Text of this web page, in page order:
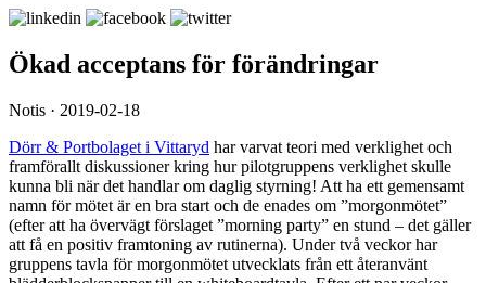
Ökad acceptans för förändringar
Notis · 2019-02-18
Dörr & Portbolaget i Vittaryd har varvat teori med verklighet och
framförallt diskussioner kring hur pilotgruppens verklighet skulle
kunna bli när det handlar om daglig styrning! Att ha ett gemensamt
namn för mötet är en bra start och de enades om ”morgonmötet”
(efter att ha övervägt förslaget ”morning party” en stund – det gäller
att få en positiv framtoning av rutinerna). Under två veckor har
gruppens tavla för morgonmötet utvecklats från ett återanvänt